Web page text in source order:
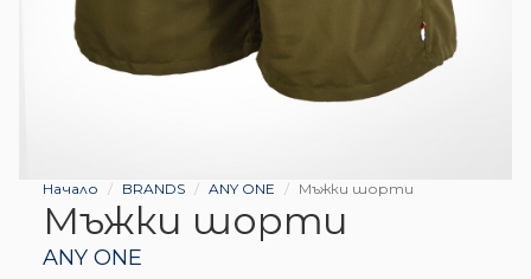
Начало BRANDS ANY ONE Мъжки шорти
Мъжки шорти
ANY ONE